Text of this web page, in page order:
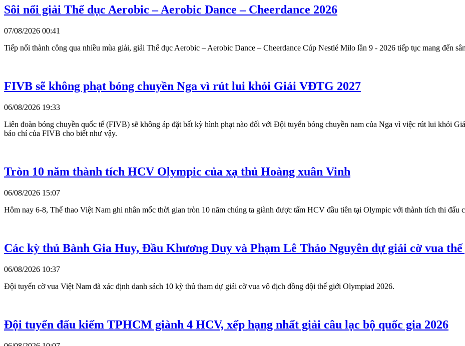
Sôi nổi giải Thể dục Aerobic – Aerobic Dance – Cheerdance 2026
07/08/2026 00:41
Tiếp nối thành công qua nhiều mùa giải, giải Thể dục Aerobic – Aerobic Dance – Cheerdance Cúp Nestlé Milo lần 9 - 2026 tiếp tục mang đến
FIVB sẽ không phạt bóng chuyền Nga vì rút lui khỏi Giải VĐTG 2027
06/08/2026 19:33
Liên đoàn bóng chuyền quốc tế (FIVB) sẽ không áp đặt bất kỳ hình phạt nào đối với Đội tuyển bóng chuyền nam của Nga vì việc rút lui khỏi
báo chí của FIVB cho biết như vậy.
Tròn 10 năm thành tích HCV Olympic của xạ thủ Hoàng xuân Vinh
06/08/2026 15:07
Hôm nay 6-8, Thể thao Việt Nam ghi nhân mốc thời gian tròn 10 năm chúng ta giành được tấm HCV đầu tiên tại Olympic với thành tích thi đấu
Các kỳ thủ Bành Gia Huy, Đầu Khương Duy và Phạm Lê Thảo Nguyên dự giải cờ vua
06/08/2026 10:37
Đội tuyển cờ vua Việt Nam đã xác định danh sách 10 kỳ thủ tham dự giải cờ vua vô địch đồng đội thế giới Olympiad 2026.
Đội tuyển đấu kiếm TPHCM giành 4 HCV, xếp hạng nhất giải câu lạc bộ quốc gia 2026